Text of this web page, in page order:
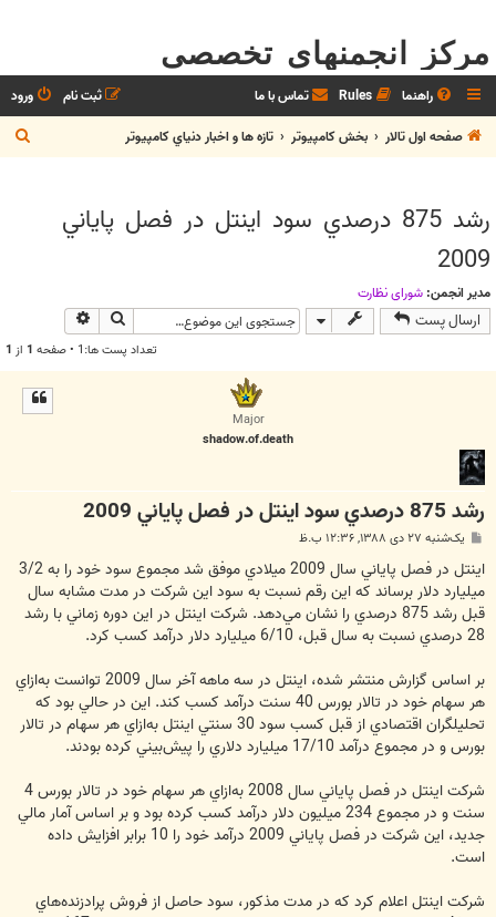
مرکز انجمنهای تخصصی
راهنما Rules تماس با ما ورود
ثبت نام
صفحه اول تالار
بخش كامپيوتر تازه ها و اخبار دنياي کامپيوتر
س
رشد 875 درصدي سود اينتل در فصل پاياني
2009
مدیر انجمن: شوراي نظارت
ارسال پست جستجو
تعداد پست ها:1 • صفحه 1 از 1
Major
shadow.of.death
رشد 875 درصدي سود اينتل در فصل پاياني 2009
ت
یک‌شنبه ۲۷ دی ۱۳۸۸, ۱۲:۳۶ ب.ظ
اينتل در فصل پاياني سال 2009 ميلادي موفق شد مجموع سود خود را به 3/2
ميليارد دلار برساند كه اين رقم نسبت به سود اين شركت در مدت مشابه سال
قبل رشد 875 درصدي را نشان مي‌دهد. شركت اينتل در اين دوره زماني با رشد
28 درصدي نسبت به سال قبل، 6/10 ميليارد دلار درآمد كسب كرد.
بر اساس گزارش منتشر شده، اينتل در سه ماهه آخر سال 2009 توانست به‌ازاي
هر سهام خود در تالار بورس 40 سنت درآمد كسب كند. اين در حالي بود كه
تحليلگران اقتصادي از قبل كسب سود 30 سنتي اينتل به‌ازاي هر سهام در تالار
بورس و در مجموع درآمد 17/10 ميليارد دلاري را پيش‌بيني كرده بودند.
شركت اينتل در فصل پاياني سال 2008 به‌ازاي هر سهام خود در تالار بورس 4
سنت و در مجموع 234 ميليون دلار درآمد كسب كرده بود و بر اساس آمار مالي
جديد، اين شركت در فصل پاياني 2009 درآمد خود را 10 برابر افزايش داده
است.
شركت اينتل اعلام كرد كه در مدت مذكور، سود حاصل از فروش پرادزنده‌هاي